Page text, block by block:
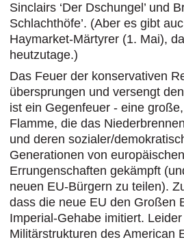
Sinclairs ‘Der Dschungel’ und
Schlachthöfe’. (Aber es gibt
Haymarket-Märtyrer (1. Mai),
heutzutage.)
Das Feuer der konservativen
übersprungen und versengt
ist ein Gegenfeuer - eine
Flamme, die das
und deren sozialer/
Generationen von
Errungenschaften gekämpft
neuen EU-Bürgern zu teilen).
dass die neue EU den Großen
Imperial-Gehabe imitiert.
Militärstrukturen des American